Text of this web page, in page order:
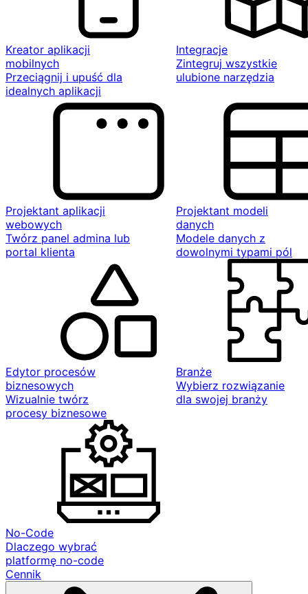
Kreator aplikacji
mobilnych
Przeciągnij i upuść dla
idealnych aplikacji
Integracje
Zintegruj wszystkie
ulubione narzędzia
Projektant aplikacji
webowych
Twórz panel admina lub
portal klienta
Projektant modeli
danych
Modele danych z
dowolnymi typami pól
Edytor procesów
biznesowych
Wizualnie twórz
procesy biznesowe
Branże
Wybierz rozwiązanie
dla swojej branży
No-Code
Dlaczego wybrać
platformę no-code
Cennik